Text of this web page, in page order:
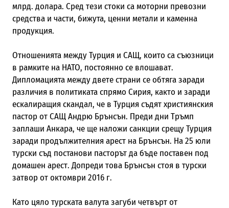
млрд. долара. Сред тези стоки са моторни превозни
средства и части, бижута, ценни метали и каменна
продукция.
Отношенията между Турция и САЩ, които са съюзници
в рамките на НАТО, постоянно се влошават.
Дипломацията между двете страни се обтяга заради
различия в политиката спрямо Сирия, както и заради
ескалиращия скандал, че в Турция съдят християнския
пастор от САЩ Андрю Брънсън. Преди дни Тръмп
заплаши Анкара, че ще наложи санкции срещу Турция
заради продължителния арест на Брънсън. На 25 юли
турски съд постанови пасторът да бъде поставен под
домашен арест. Допреди това Брънсън стоя в турски
затвор от октомври 2016 г.
Като цяло турската валута загуби четвърт от